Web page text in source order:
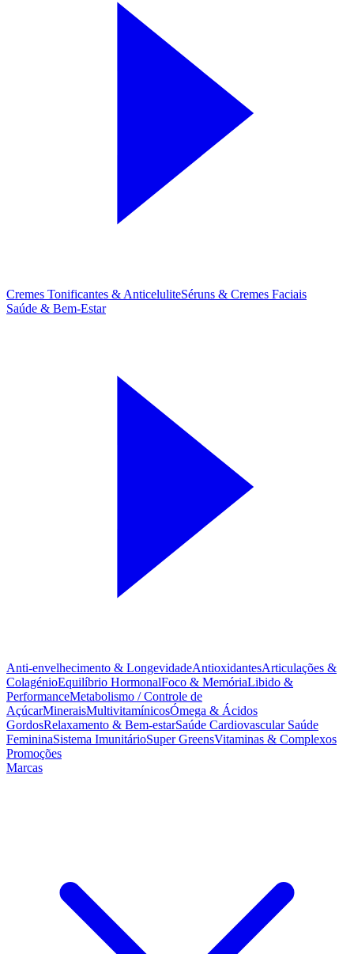
Cremes Tonificantes & AnticeluliteSéruns & Cremes Faciais
Saúde & Bem-Estar
Anti-envelhecimento & LongevidadeAntioxidantesArticulações &
ColagénioEquilíbrio HormonalFoco & MemóriaLibido &
PerformanceMetabolismo / Controle de
AçúcarMineraisMultivitamínicosÓmega & Ácidos
GordosRelaxamento & Bem-estarSaúde Cardiovascular Saúde
FemininaSistema ImunitárioSuper GreensVitaminas & Complexos
Promoções
Marcas